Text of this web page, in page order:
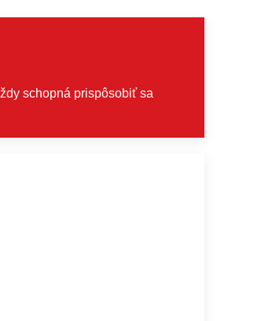
schopná prispôsobiť sa